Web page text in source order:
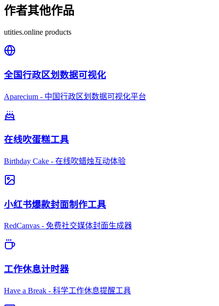
作者其他作品
utities.online products
全国行政区划数据可视化
Aparecium - 中国行政区划数据可视化平台
在线吹蛋糕工具
Birthday Cake - 在线吹蜡烛互动体验
小红书爆款封面制作工具
RedCanvas - 免费社交媒体封面生成器
工作休息计时器
Have a Break - 科学工作休息提醒工具